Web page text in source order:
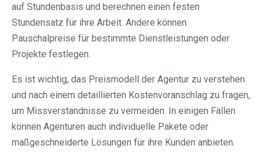
auf Stundenbasis und berechnen einen festen
Stundensatz für ihre Arbeit. Andere können
Pauschalpreise für bestimmte Dienstleistungen oder
Projekte festlegen.
Es ist wichtig, das Preismodell der Agentur zu verstehen
und nach einem detaillierten Kostenvoranschlag zu fragen,
um Missverständnisse zu vermeiden. In einigen Fällen
können Agenturen auch individuelle Pakete oder
maßgeschneiderte Lösungen für ihre Kunden anbieten.